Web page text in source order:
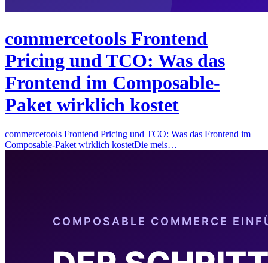
commercetools Frontend
Pricing und TCO: Was das
Frontend im Composable-
Paket wirklich kostet
commercetools Frontend Pricing und TCO: Was das Frontend im
Composable-Paket wirklich kostetDie meis…